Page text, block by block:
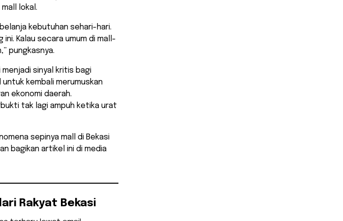
lokal.
kebutuhan sehari-hari.
ini. Kalau secara umum di mall-
pungkasnya.
sinyal kritis bagi
kembali merumuskan
ekonomi daerah.
tak lagi ampuh ketika urat
sepinya mall di Bekasi
bagikan artikel ini di media
Rakyat Bekasi